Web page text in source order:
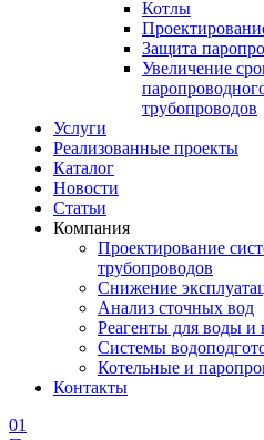
Котлы
Защита
Увеличение
трубопроводов
Услуги
Реализованные проекты
Каталог
Новости
Статьи
Компания
Проектирование
трубопроводов
Снижение
Анализ сточных вод
Реагенты для воды и
Системы
Котельные и
Контакты
01